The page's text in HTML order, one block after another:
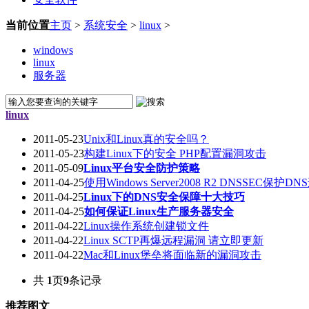
当前位置主页 > 系统安全 > linux >
windows
linux
服务器
linux
2011-05-23Unix和Linux真的安全吗？
2011-05-23构建Linux下的安全 PHP配置漏洞攻击
2011-05-09Linux平台安全防护策略
2011-04-25使用Windows Server2008 R2 DNSSEC保护
2011-04-25Linux下的DNS安全保障十大技巧
2011-04-25如何保证Linux生产服务器安全
2011-04-22Linux操作系统创建锁文件
2011-04-22Linux SCTP再爆远程漏洞 请立即更新
2011-04-22Mac和Linux堡垒将面临新的漏洞攻击
共 1页9条记录
推荐图文